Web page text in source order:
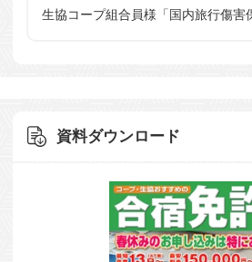
生協コープ組合員様 「国内旅行傷害
資料ダウンロード